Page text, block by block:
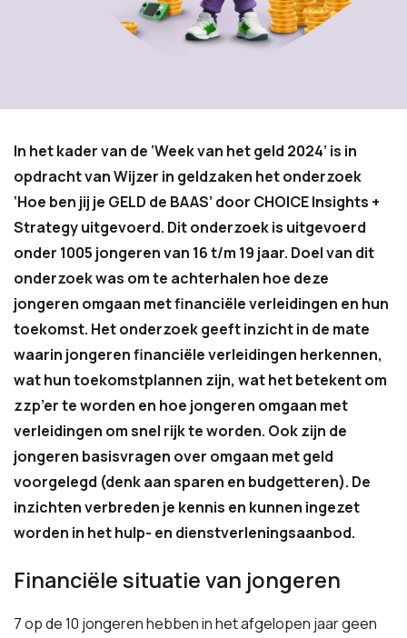
In het kader van de ‘Week van het geld 2024’ is in
opdracht van Wijzer in geldzaken het onderzoek
‘Hoe ben jij je GELD de BAAS’ door CHOICE Insights +
Strategy uitgevoerd. Dit onderzoek is uitgevoerd
onder 1005 jongeren van 16 t/m 19 jaar. Doel van dit
onderzoek was om te achterhalen hoe deze
jongeren omgaan met financiële verleidingen en hun
toekomst. Het onderzoek geeft inzicht in de mate
waarin jongeren financiële verleidingen herkennen,
wat hun toekomstplannen zijn, wat het betekent om
zzp’er te worden en hoe jongeren omgaan met
verleidingen om snel rijk te worden. Ook zijn de
jongeren basisvragen over omgaan met geld
voorgelegd (denk aan sparen en budgetteren). De
inzichten verbreden je kennis en kunnen ingezet
worden in het hulp- en dienstverleningsaanbod.
Financiële situatie van jongeren
7 op de 10 jongeren hebben in het afgelopen jaar geen